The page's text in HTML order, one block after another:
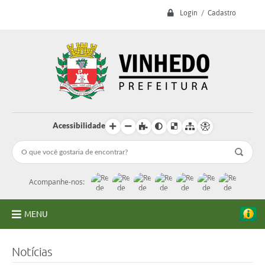
Login / Cadastro
Acessibilidade
Acompanhe-nos:
MENU
Notícias